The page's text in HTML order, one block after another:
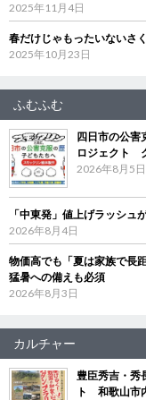
2025年11月4日
春だけじゃもったいないさ
2025年10月23日
ふむふむ
四日市の公害
ロジェクト
2026年8月5日
「中東発」値上げラッシ
2026年8月4日
物価高でも「夏は家族で長
猛暑への備えも必須
2026年8月3日
カルチャー
豊臣秀吉・秀
ト 和歌山市